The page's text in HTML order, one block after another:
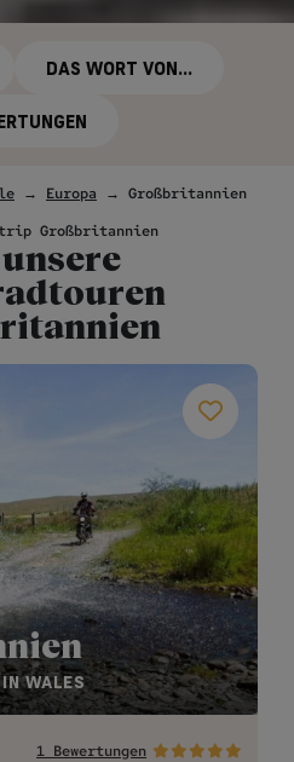
DAS WORT VON...
→ Europa → Großbritannien
Großbritannien
WALES
1 Bewertungen